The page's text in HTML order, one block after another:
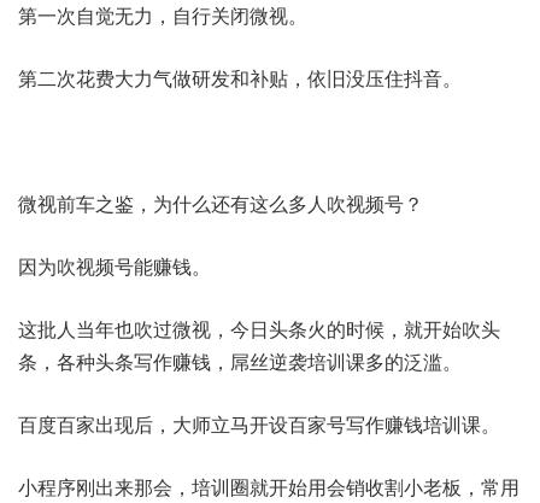
第一次自觉无力，自行关闭微视。
第二次花费大力气做研发和补贴，依旧没压住抖音。
微视前车之鉴，为什么还有这么多人吹视频号？
因为吹视频号能赚钱。
这批人当年也吹过微视，今日头条火的时候，就开始吹头
条，各种头条写作赚钱，屌丝逆袭培训课多的泛滥。
百度百家出现后，大师立马开设百家号写作赚钱培训课。
小程序刚出来那会，培训圈就开始用会销收割小老板，常用